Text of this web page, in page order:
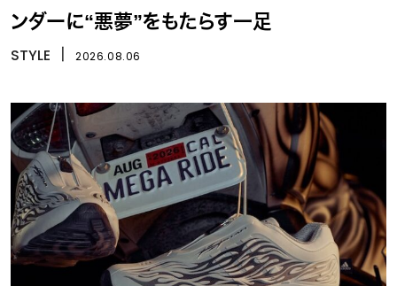
ンダーに“悪夢”をもたらす一足
STYLE 2026.08.06